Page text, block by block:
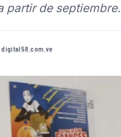
partir de septiembre.
digital58.com.ve